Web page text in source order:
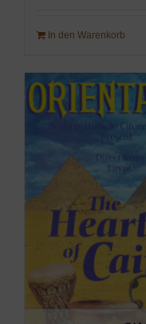
In den Warenkorb